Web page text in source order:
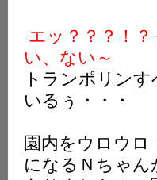
エッ？？？！
い、ない～
トランポリン
いるぅ・・・
園内をウロウロ
になるＮちゃん